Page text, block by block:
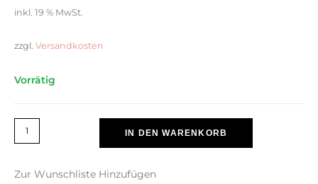
inkl. 19 % MwSt.
zzgl. Versandkosten
Vorrätig
IN DEN WARENKORB
Zur Wunschliste Hinzufügen